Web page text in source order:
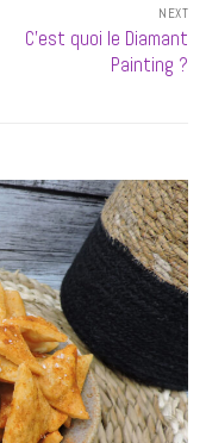
NEXT
Next
C’est quoi le Diamant
Painting ?